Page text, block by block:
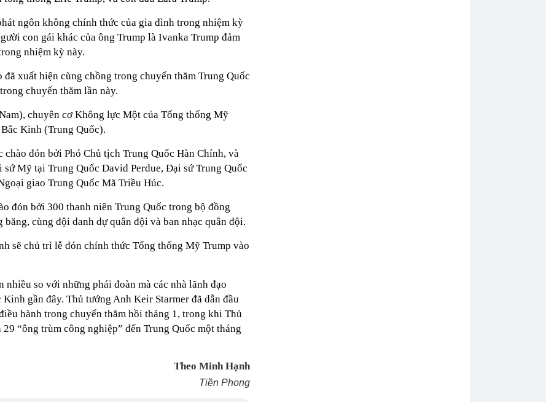
ngôn không chính thức của gia đình trong nhiệm kỳ
con gái khác của ông Trump là Ivanka Trump đảm
nhiệm kỳ này.
xuất hiện cùng chồng trong chuyến thăm Trung Quốc
chuyến thăm lần này.
chuyên cơ Không lực Một của Tổng thống Mỹ
Kinh (Trung Quốc).
chào đón bởi Phó Chủ tịch Trung Quốc Hàn Chính, và
Mỹ tại Trung Quốc David Perdue, Đại sứ Trung Quốc
giao Trung Quốc Mã Triều Húc.
đón bởi 300 thanh niên Trung Quốc trong bộ đồng
cùng đội danh dự quân đội và ban nhạc quân đội.
sẽ chủ trì lễ đón chính thức Tổng thống Mỹ Trump vào
nhiều so với những phái đoàn mà các nhà lãnh đạo
gần đây. Thủ tướng Anh Keir Starmer đã dẫn đầu
hành trong chuyến thăm hồi tháng 1, trong khi Thủ
“ông trùm công nghiệp” đến Trung Quốc một tháng
Theo Minh Hạnh
Tiền Phong